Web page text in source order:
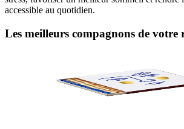
accessible au quotidien.
Les meilleurs compagnons de votre